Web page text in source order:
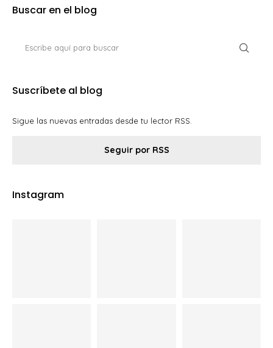
Buscar en el blog
Suscríbete al blog
Sigue las nuevas entradas desde tu lector RSS.
Seguir por RSS
Instagram